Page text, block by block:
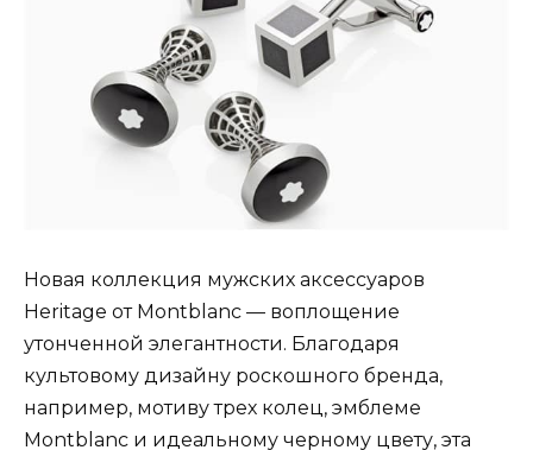
Новая коллекция мужских аксессуаров
Heritage от Montblanc — воплощение
утонченной элегантности. Благодаря
культовому дизайну роскошного бренда,
например, мотиву трех колец, эмблеме
Montblanc и идеальному черному цвету, эта